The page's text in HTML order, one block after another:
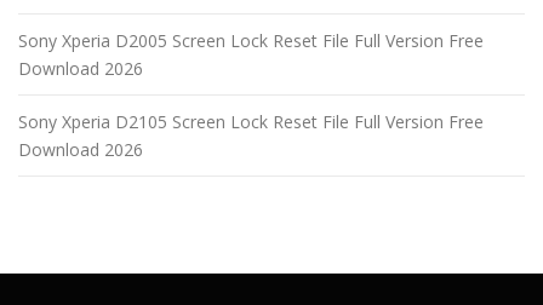
Sony Xperia D2005 Screen Lock Reset File Full Version Free
Download 2026
Sony Xperia D2105 Screen Lock Reset File Full Version Free
Download 2026